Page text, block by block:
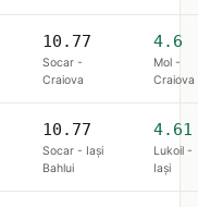
10.77
Socar -
Craiova
4.6
Mol -
Craiova
10.77
Socar - Iaşi
Bahlui
4.61
Lukoil -
Iaşi